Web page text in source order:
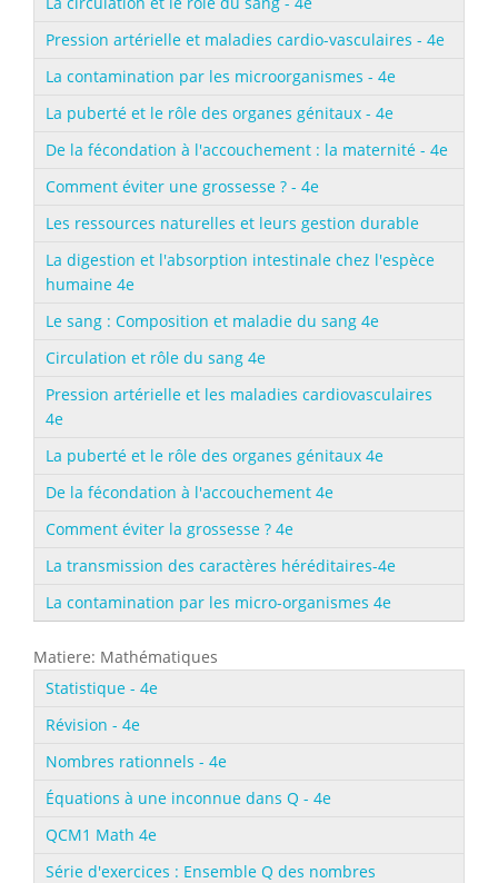
Pression artérielle et maladies cardio-vasculaires - 4e
La contamination par les microorganismes - 4e
La puberté et le rôle des organes génitaux - 4e
De la fécondation à l'accouchement : la maternité - 4e
Comment éviter une grossesse ? - 4e
Les ressources naturelles et leurs gestion durable
La digestion et l'absorption intestinale chez l'espèce
humaine 4e
Le sang : Composition et maladie du sang 4e
Circulation et rôle du sang 4e
Pression artérielle et les maladies cardiovasculaires
4e
La puberté et le rôle des organes génitaux 4e
De la fécondation à l'accouchement 4e
Comment éviter la grossesse ? 4e
La transmission des caractères héréditaires-4e
La contamination par les micro-organismes 4e
Matiere: Mathématiques
Statistique - 4e
Révision - 4e
Nombres rationnels - 4e
Équations à une inconnue dans Q - 4e
QCM1 Math 4e
Série d'exercices : Ensemble Q des nombres